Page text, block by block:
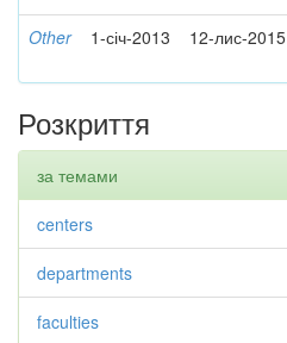
Other 1-січ-2013 12-лис-2015
Розкриття
за темами
centers
departments
faculties